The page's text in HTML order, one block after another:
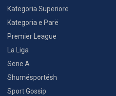
Kategoria Superiore
Kategoria e Parë
Premier League
La Liga
Serie A
Shumësportësh
Sport Gossip